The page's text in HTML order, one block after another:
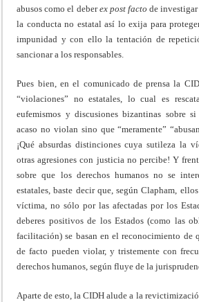
abusos como el deberex post factode
la conducta no estatal así lo exija para
impunidad y con ello la tentación de
sancionar a los responsables.
Pues bien, en el comunicado de prensa la
“violaciones” no estatales, lo cual es
eufemismos y discusiones bizantinas sobre
acaso no violan sino que “meramente”
¡Qué absurdas distinciones cuya sutileza la
otras agresiones con justicia no percibe! Y
sobre que los derechos humanos no se
estatales, baste decir que, según Clapham,
víctima, no sólo por las afectadas por los
deberes positivos de los Estados (como las
facilitación) se basan en el reconocimiento de
de facto pueden violar, y tristemente con
derechos humanos, según fluye de la
Aparte de esto, la CIDH alude a la